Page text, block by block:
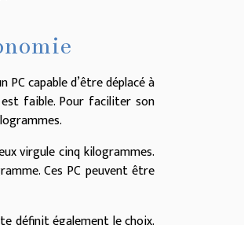
capable d’être déplacé à
faible. Pour faciliter son
virgule cinq kilogrammes.
Ces PC peuvent être